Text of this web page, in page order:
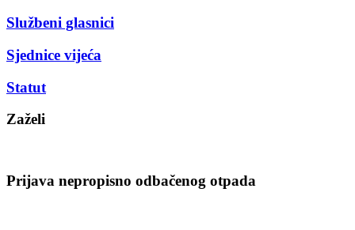
Službeni glasnici
Sjednice vijeća
Statut
Zaželi
Prijava nepropisno odbačenog otpada